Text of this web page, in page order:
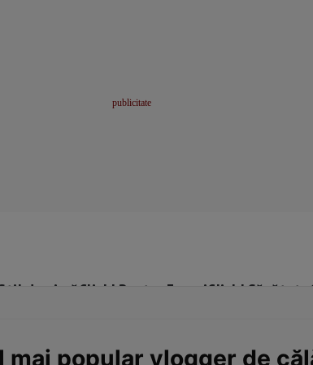
de viațăClick! Pentru FemeiClick! Sănătate
popular vlogger de